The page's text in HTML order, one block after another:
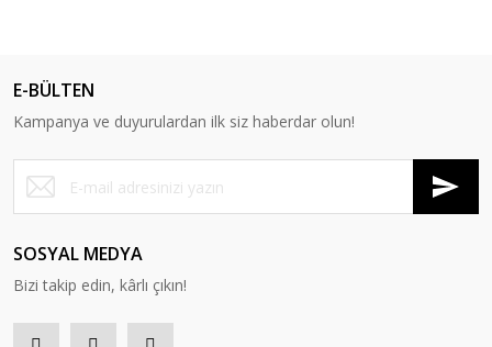
E-BÜLTEN
Kampanya ve duyurulardan ilk siz haberdar olun!
SOSYAL MEDYA
Bizi takip edin, kârlı çıkın!